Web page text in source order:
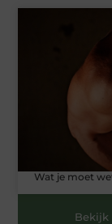
Wat je moet
Bekijk